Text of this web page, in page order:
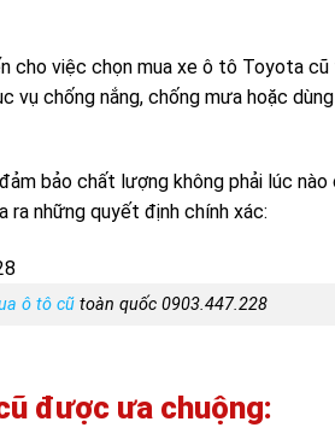
cho việc chọn mua xe ô tô Toyota
vụ chống nắng, chống mưa hoặc
bảo chất lượng không phải lúc
ra những quyết định chính xác:
ô tô cũ toàn quốc 0903.447.228
được ưa chuộng: